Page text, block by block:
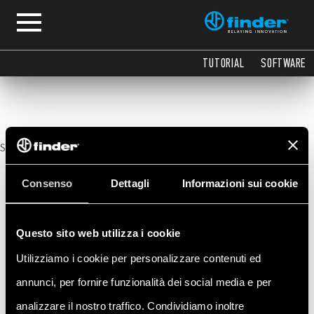
Consenso Dettagli Informazioni sui cookie
Questo sito web utilizza i cookie
Utilizziamo i cookie per personalizzare contenuti ed
annunci, per fornire funzionalità dei social media e per
analizzare il nostro traffico. Condividiamo inoltre
TUTORIAL SOFTWARE
Tutorial
Sorry, no posts matched your criteria.